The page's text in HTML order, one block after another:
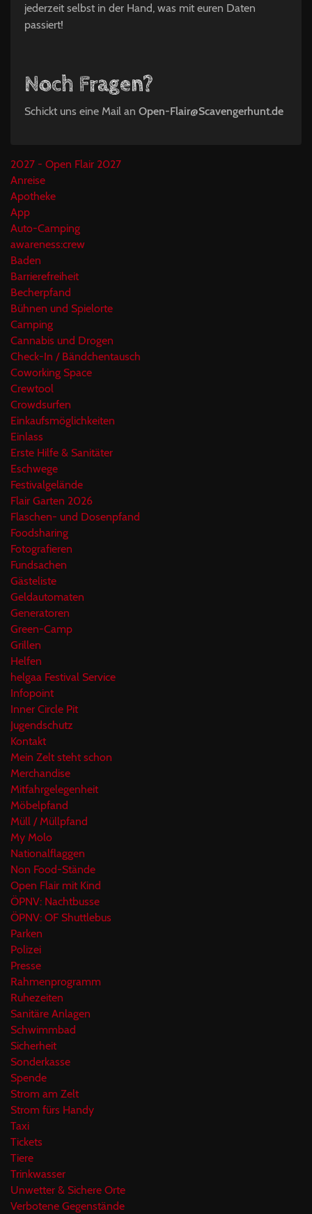
jederzeit selbst in der Hand, was mit euren Daten
passiert!
Noch Fragen?
Schickt uns eine Mail an Open-Flair@Scavengerhunt.de
2027 - Open Flair 2027
Anreise
Apotheke
App
Auto-Camping
awareness:crew
Baden
Barrierefreiheit
Becherpfand
Bühnen und Spielorte
Camping
Cannabis und Drogen
Check-In / Bändchentausch
Coworking Space
Crewtool
Crowdsurfen
Einkaufsmöglichkeiten
Einlass
Erste Hilfe & Sanitäter
Eschwege
Festivalgelände
Flair Garten 2026
Flaschen- und Dosenpfand
Foodsharing
Fotografieren
Fundsachen
Gästeliste
Geldautomaten
Generatoren
Green-Camp
Grillen
Helfen
helgaa Festival Service
Infopoint
Inner Circle Pit
Jugendschutz
Kontakt
Mein Zelt steht schon
Merchandise
Mitfahrgelegenheit
Möbelpfand
Müll / Müllpfand
My Molo
Nationalflaggen
Non Food-Stände
Open Flair mit Kind
ÖPNV: Nachtbusse
ÖPNV: OF Shuttlebus
Parken
Polizei
Presse
Rahmenprogramm
Ruhezeiten
Sanitäre Anlagen
Schwimmbad
Sicherheit
Sonderkasse
Spende
Strom am Zelt
Strom fürs Handy
Taxi
Tickets
Tiere
Trinkwasser
Unwetter & Sichere Orte
Verbotene Gegenstände